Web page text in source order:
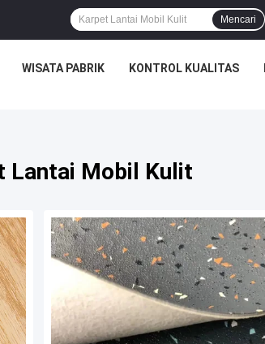
Mencari
WISATA PABRIK KONTROL KUALITAS
Lantai Mobil Kulit